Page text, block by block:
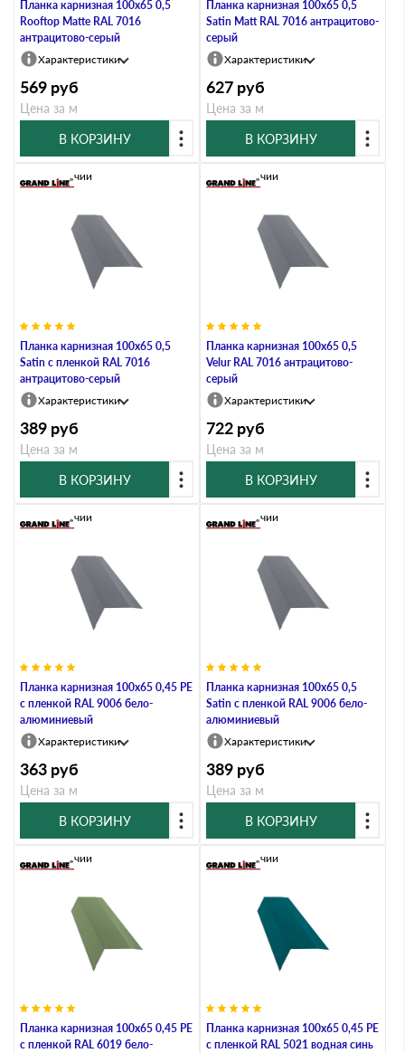
Планка карнизная 100х65 0,5
Rooftop Matte RAL 7016
антрацитово-серый
Характеристики
569 руб
Цена за м
В КОРЗИНУ
Планка карнизная 100х65 0,5
Satin Мatt RAL 7016 антрацитово-
серый
Характеристики
627 руб
Цена за м
В КОРЗИНУ
Планка карнизная 100х65 0,5
Satin с пленкой RAL 7016
антрацитово-серый
В наличии
Характеристики
389 руб
Цена за м
В КОРЗИНУ
Планка карнизная 100х65 0,5
Velur RAL 7016 антрацитово-
серый
В наличии
Характеристики
722 руб
Цена за м
В КОРЗИНУ
Планка карнизная 100х65 0,45 PE
с пленкой RAL 9006 бело-
алюминиевый
В наличии
Характеристики
363 руб
Цена за м
В КОРЗИНУ
Планка карнизная 100х65 0,5
Satin с пленкой RAL 9006 бело-
алюминиевый
В наличии
Характеристики
389 руб
Цена за м
В КОРЗИНУ
Планка карнизная 100х65 0,45 PE
с пленкой RAL 6019 бело-
В наличии
Планка карнизная 100х65 0,45 PE
с пленкой RAL 5021 водная синь
В наличии